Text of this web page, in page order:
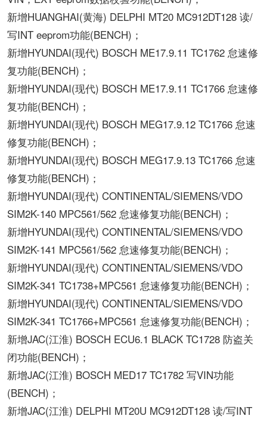
新增HUANGHAI(黄海) DELPHI MT20 MC912DT128 读/
写INT eeprom功能(BENCH)；
新增HYUNDAI(现代) BOSCH ME17.9.11 TC1762 怠速修
复功能(BENCH)；
新增HYUNDAI(现代) BOSCH ME17.9.11 TC1766 怠速修
复功能(BENCH)；
新增HYUNDAI(现代) BOSCH MEG17.9.12 TC1766 怠速
修复功能(BENCH)；
新增HYUNDAI(现代) BOSCH MEG17.9.13 TC1766 怠速
修复功能(BENCH)；
新增HYUNDAI(现代) CONTINENTAL/SIEMENS/VDO
SIM2K-140 MPC561/562 怠速修复功能(BENCH)；
新增HYUNDAI(现代) CONTINENTAL/SIEMENS/VDO
SIM2K-141 MPC561/562 怠速修复功能(BENCH)；
新增HYUNDAI(现代) CONTINENTAL/SIEMENS/VDO
SIM2K-341 TC1738+MPC561 怠速修复功能(BENCH)；
新增HYUNDAI(现代) CONTINENTAL/SIEMENS/VDO
SIM2K-341 TC1766+MPC561 怠速修复功能(BENCH)；
新增JAC(江淮) BOSCH ECU6.1 BLACK TC1728 防盗关
闭功能(BENCH)；
新增JAC(江淮) BOSCH MED17 TC1782 写VIN功能
(BENCH)；
新增JAC(江淮) DELPHI MT20U MC912DT128 读/写INT